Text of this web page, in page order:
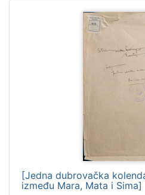
[Jedna dubrovačka
između Mara, Mata i Sima]